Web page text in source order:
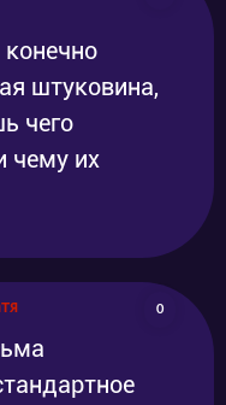
штуковина,
чего
чему их
0